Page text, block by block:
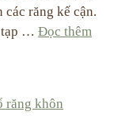
các răng kế cận.
tạp … Đọc thêm
răng khôn